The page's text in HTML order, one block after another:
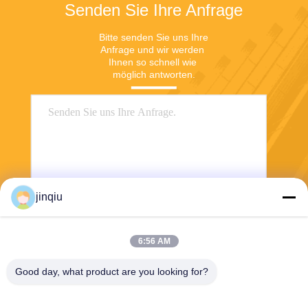
Senden Sie Ihre Anfrage
Bitte senden Sie uns Ihre
Anfrage und wir werden
Ihnen so schnell wie
möglich antworten.
jinqiu
6:56 AM
Good day, what product are you looking for?